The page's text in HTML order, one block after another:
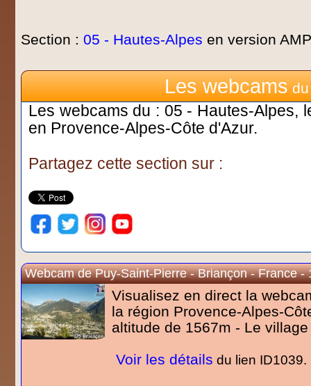
Section : 05 - Hautes-Alpes en version
Les webcamsdu
Les webcams du : 05 - Hautes-Alpes,
en Provence-Alpes-Côte d'Azur.
Partagez cette section sur :
Webcam de Puy-Saint-Pierre - Briançon - France -
Visualisez en direct la
la région Provence-Alpes-
altitude de 1567m - Le
Voir les détails du lien ID1039.